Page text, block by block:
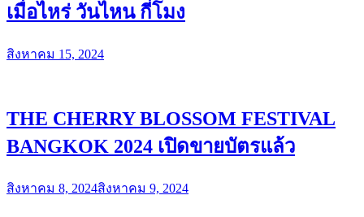
เมื่อไหร่ วันไหน กี่โมง
สิงหาคม 15, 2024
THE CHERRY BLOSSOM FESTIVAL
BANGKOK 2024 เปิดขายบัตรแล้ว
สิงหาคม 8, 2024สิงหาคม 9, 2024